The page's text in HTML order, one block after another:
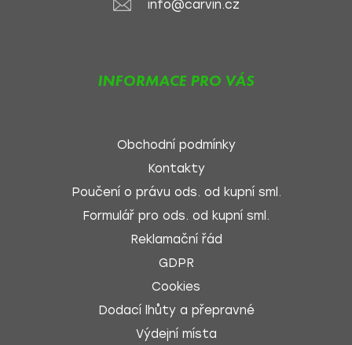
info@carvin.cz
INFORMACE PRO VÁS
Obchodní podmínky
Kontakty
Poučení o právu ods. od kupní sml.
Formulář pro ods. od kupní sml.
Reklamační řád
GDPR
Cookies
Dodací lhůty a přepravné
Výdejní místa